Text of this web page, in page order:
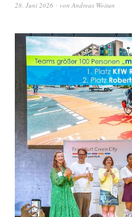
28. Juni 2026 von Andreas Woitun